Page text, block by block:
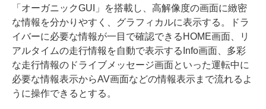
「オーガニックGUI」を搭載し、高解像度の画面に緻密
な情報を分かりやすく、グラフィカルに表示する。ドラ
イバーに必要な情報が一目で確認できるHOME画面、リ
アルタイムの走行情報を自動で表示するInfo画面、多彩
な走行情報のドライブメッセージ画面といった運転中に
必要な情報表示からAV画面などの情報表示まで流れるよ
うに操作できるとする。